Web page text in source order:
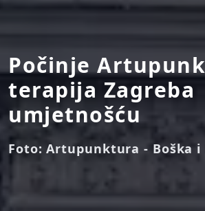
Počinje
terapija Zagreba
umjetnošću
Foto: Artupunktura - Boška i